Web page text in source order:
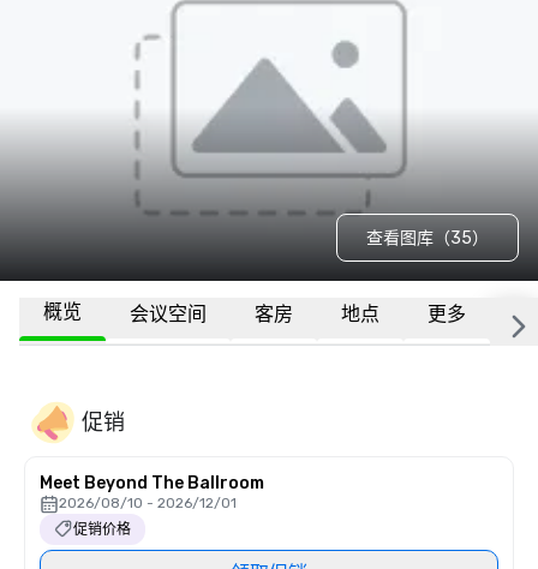
查看图库（35）
概览 会议空间 客房 地点 更多 常
促销
Meet Beyond The Ballroom
2026/08/10 - 2026/12/01
促销价格